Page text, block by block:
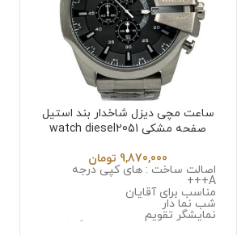
ساعت مچی دیزل شاخدار بند استیل
صفحه مشکی watch diesel2051
9,870,000 تومان
اصالت ساخت : های کپی درجه
A+++
مناسب برای آقایان
شب نما دار
نمایشگر تقویم
نوع موتور : سه موتوره کرنوگراف